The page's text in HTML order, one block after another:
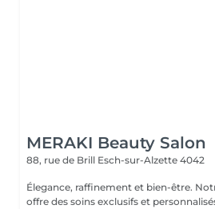
MERAKI Beauty Salon
88, rue de Brill Esch-sur-Alzette 4042
Élegance, raffinement et bien-être.
offre des soins exclusifs et